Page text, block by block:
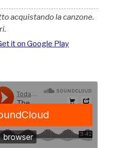
acquistando la canzone.